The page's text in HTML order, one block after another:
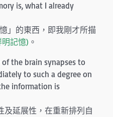
is, what I already
」的東西，即我剛才所描
記憶) 。
the brain synapses to
to such a degree on
information is
及延展性，在重新排列自